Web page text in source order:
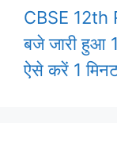
CBSE
बजे जारी हुआ
ऐसे करें 1